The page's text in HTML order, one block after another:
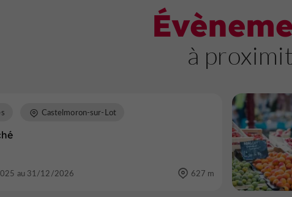
à
Castelmoron-sur-Lot
au 31/12/2026 627 m